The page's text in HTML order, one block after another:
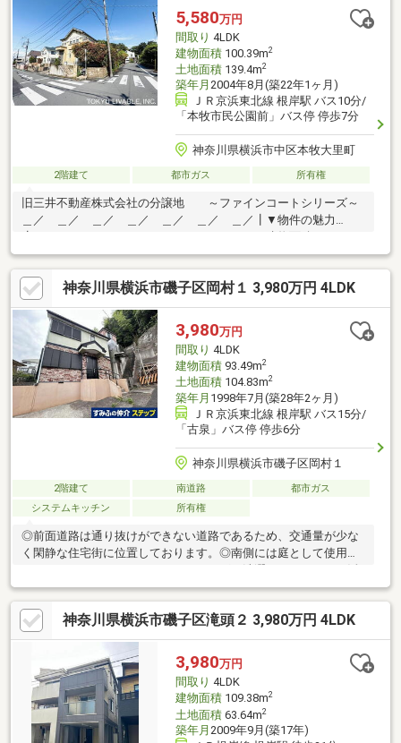
(約230m)■ ご希望の住まい探しをお手伝いします
━━━━━・・・物件の詳細・ご相談はお気軽にお問い合わせく
ださい。
5,580万円
間取り 4LDK
建物面積100.39m2
土地面積139.4m2
築年月 2004年8月(築22年1ヶ月)
ＪＲ京浜東北線 根岸駅 バス10分/
「本牧市民公園前」バス停 停歩7分
神奈川県横浜市中区本牧大里町
2階建て 都市ガス 所有権
旧三井不動産株式会社の分譲地 ～ファインコートシリーズ～
＿／ ＿／ ＿／ ＿／ ＿／ ＿／ ＿／┃▼物件の魅力
の４LDKの間取り・カースぺ―スあり・幅員約6mの前面道路・約
15畳のリビングダイニング・床暖房あり・南向きにワイドなLDK
リフォーム履歴あり 2024年3月実施・屋根全体を張替え、防水
工事実施済み
神奈川県横浜市磯子区岡村１ 3,980万円 4LDK
3,980万円
間取り 4LDK
建物面積93.49m2
土地面積104.83m2
築年月 1998年7月(築28年2ヶ月)
ＪＲ京浜東北線 根岸駅 バス15分/
「古泉」バス停 停歩6分
神奈川県横浜市磯子区岡村１
2階建て 南道路
都市ガス
システムキッチン
所有権
◎前面道路は通り抜けができない道路であるため、交通量が少な
く閑静な住宅街に位置しております。◎南側には庭として使用で
きるスペースがあるため、ガーデニングや洗濯スペースとして活
用いただけます。◎北側にカースペースもございます。（車種に
よる）◎居室は4つあるため、ご家族が多いファミリー世帯におす
すめです。神奈川県横浜市磯子区滝頭２ 3,980万円 4LDK
3,980万円
間取り 4LDK
建物面積109.38m2
土地面積63.64m2
築年月 2009年9月(築17年)